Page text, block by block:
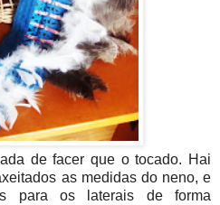
de facer que o tocado. Hai
as medidas do neno, e
para os laterais de forma